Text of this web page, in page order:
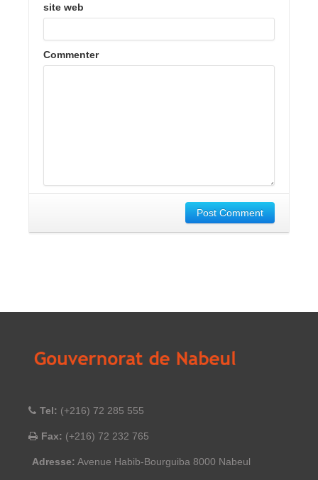
site web
Commenter
Post Comment
Tel: (+216) 72 285 555
Fax: (+216) 72 232 765
Adresse: Avenue Habib-Bourguiba 8000 Nabeul